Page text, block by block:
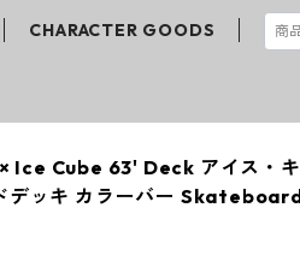
CHARACTER GOODS
Ice Cube 63' Deck アイス・
デッキ カラーバー